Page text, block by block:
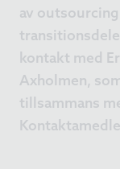
av
kontakt med
Axholmen,
tillsammans